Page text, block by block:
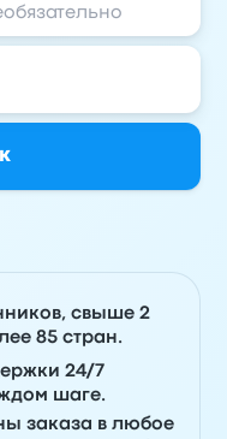
свыше 2
85 стран.
24/7
шаге.
заказа в любое